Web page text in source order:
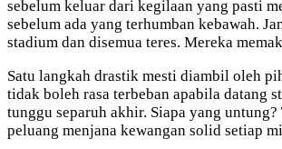
sebelum keluar dari kegilaan yang pasti
sebelum ada yang terhumban kebawah.
stadium dan disemua teres. Mereka
Satu langkah drastik mesti diambil oleh
tidak boleh rasa terbeban apabila datang
tunggu separuh akhir. Siapa yang
peluang menjana kewangan solid setiap